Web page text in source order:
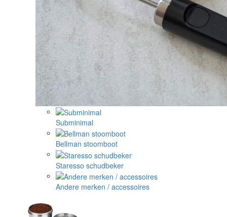
Subminimal
Bellman stoomboot
Staresso schudbeker
Andere merken / accessoires